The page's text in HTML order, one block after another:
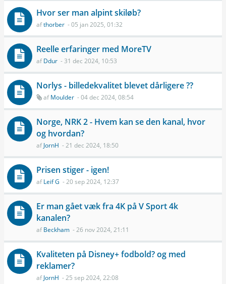
Hvor ser man alpint skiløb?
afthorber - 05 jan 2025, 01:32
Reelle erfaringer med MoreTV
afDdur - 31 dec 2024, 10:53
Norlys - billedekvalitet blevet dårligere ??
afMoulder - 04 dec 2024, 08:54
Norge, NRK 2 - Hvem kan se den kanal, hvor
og hvordan?
afJornH - 21 dec 2024, 18:50
Prisen stiger - igen!
afLeif G - 20 sep 2024, 12:37
Er man gået væk fra 4K på V Sport 4k
kanalen?
afBeckham - 26 nov 2024, 21:11
Kvaliteten på Disney+ fodbold? og med
reklamer?
afJornH - 25 sep 2024, 22:08